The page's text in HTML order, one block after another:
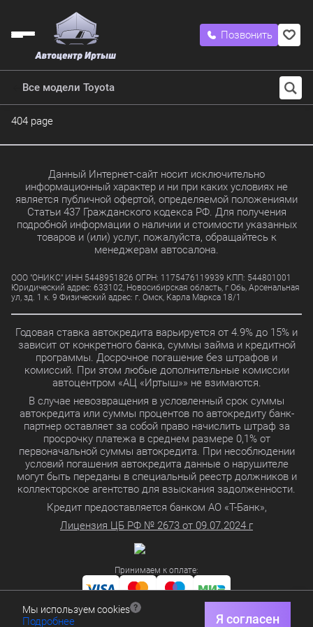
Позвонить
Все модели Toyota
404 page
Данный Интернет-сайт носит исключительно
информационный характер и ни при каких условиях не
является публичной офертой, определяемой положениями
Статьи 437 Гражданского кодекса РФ. Для получения
подробной информации о наличии и стоимости указанных
товаров и (или) услуг, пожалуйста, обращайтесь к
менеджерам автосалона.
ООО "ОНИКС" ИНН 5448951826 ОГРН: 1175476119939 КПП: 544801001
Юридический адрес: 633102, Новосибирская область, г Обь, Арсенальная
ул, зд. 1 к. 9 Физический адрес: г. Омск, Карла Маркса 18/1
Годовая ставка автокредита варьируется от 4.9% до 15% и
зависит от конкретного банка, суммы займа и кредитной
программы. Досрочное погашение без штрафов и
комиссий. При этом любые дополнительные комиссии
автоцентром «АЦ «Иртыш»» не взимаются.
В случае невозвращения в условленный срок суммы
автокредита или суммы процентов по автокредиту банк-
партнер оставляет за собой право начислить штраф за
просрочку платежа в среднем размере 0,1% от
первоначальной суммы автокредита. При несоблюдении
условий погашения автокредита данные о нарушителе
могут быть переданы в специальный реестр должников и
коллекторское агентство для взыскания задолженности.
Кредит предоставляется банком АО «Т-Банк»,
Лицензия ЦБ РФ № 2673 от 09.07.2024 г
Принимаем к оплате:
Политика в отношении обработки персональных данных
Мы используем cookies
Подробнее Я согласен